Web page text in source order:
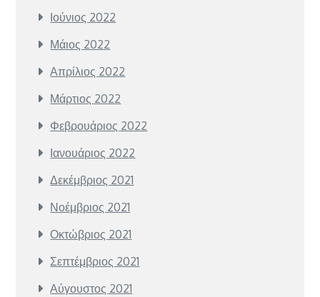
Ιούνιος 2022
Μάιος 2022
Απρίλιος 2022
Μάρτιος 2022
Φεβρουάριος 2022
Ιανουάριος 2022
Δεκέμβριος 2021
Νοέμβριος 2021
Οκτώβριος 2021
Σεπτέμβριος 2021
Αύγουστος 2021